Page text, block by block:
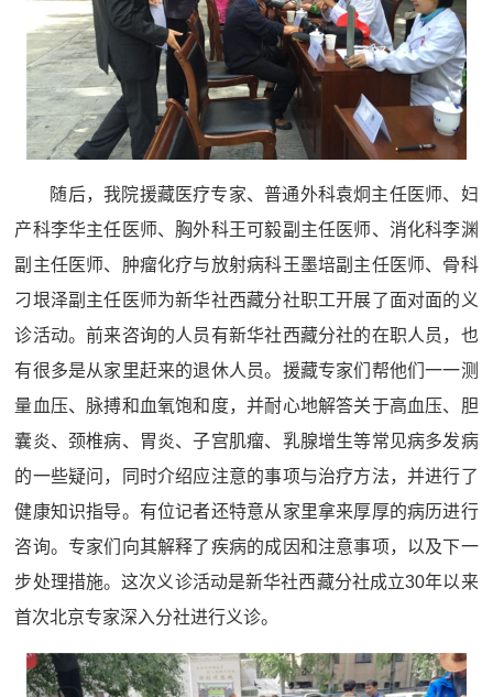
随后，我院援藏医疗专家、普通外科袁炯主任医师、妇
产科李华主任医师、胸外科王可毅副主任医师、消化科李渊
副主任医师、肿瘤化疗与放射病科王墨培副主任医师、骨科
刁垠泽副主任医师为新华社西藏分社职工开展了面对面的义
诊活动。前来咨询的人员有新华社西藏分社的在职人员，也
有很多是从家里赶来的退休人员。援藏专家们帮他们一一测
量血压、脉搏和血氧饱和度，并耐心地解答关于高血压、胆
囊炎、颈椎病、胃炎、子宫肌瘤、乳腺增生等常见病多发病
的一些疑问，同时介绍应注意的事项与治疗方法，并进行了
健康知识指导。有位记者还特意从家里拿来厚厚的病历进行
咨询。专家们向其解释了疾病的成因和注意事项，以及下一
步处理措施。这次义诊活动是新华社西藏分社成立30年以来
首次北京专家深入分社进行义诊。